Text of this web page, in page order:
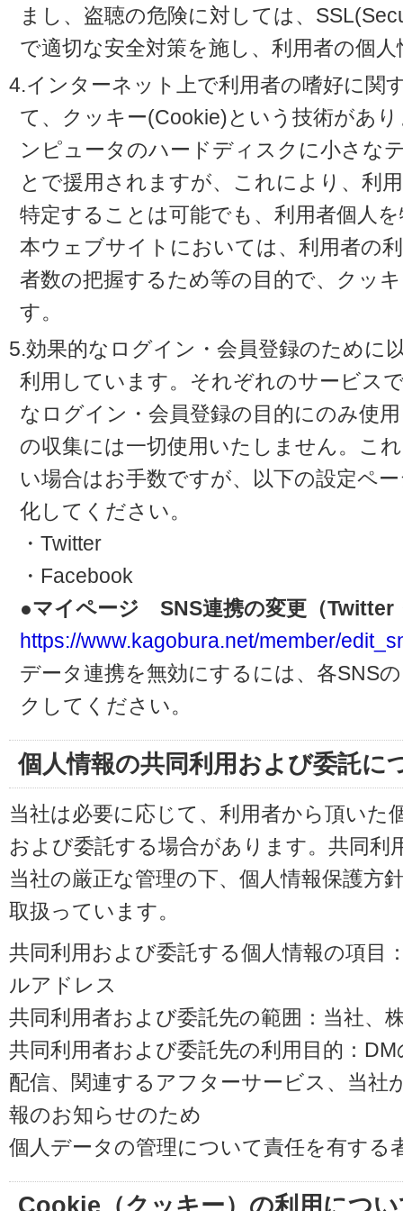
まし、盗聴の危険に対しては、
で適切な安全対策を施し、利用者の個
4.インターネット上で利用者の嗜好に関
て、クッキー(Cookie)という技術があ
ンピュータのハードディスクに小さな
とで援用されますが、これにより、利
特定することは可能でも、利用者個人
本ウェブサイトにおいては、利用者の
者数の把握するため等の目的で、クッ
す。
5.効果的なログイン・会員登録のために
利用しています。それぞれのサービス
なログイン・会員登録の目的にのみ使
の収集には一切使用いたしません。こ
い場合はお手数ですが、以下の設定ペ
化してください。
・Twitter
・Facebook
●マイページ SNS連携の変更（Twitter
https://www.kagobura.net/member/
データ連携を無効にするには、各SNS
クしてください。
個人情報の共同利用および委託に
当社は必要に応じて、利用者から頂いた
および委託する場合があります。共同利
当社の厳正な管理の下、個人情報保護方
取扱っています。
共同利用および委託する個人情報の項目
ルアドレス
共同利用者および委託先の範囲：当社、
共同利用者および委託先の利用目的：
配信、関連するアフターサービス、当社
報のお知らせのため
個人データの管理について責任を有する
Cookie（クッキー）の利用につ